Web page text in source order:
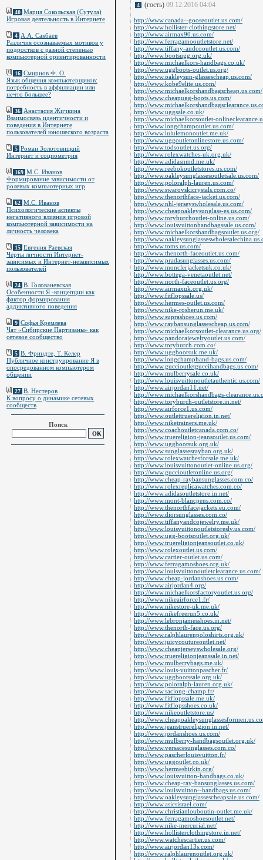
4 (гость) 09.12.2016 04:04
http://www.canada--gooseoutlet.us.com/
http://www.hollister-clothingstore.net/
http://www.airmax90.us.com/
http://www.ferragamooutletstore.net/
http://www.tiffany-andcooutlet.us.com/
http://www.bootsugg.org.uk/
http://www.michaelkors-handbags.co.uk/
http://www.uggboots-outlet.us.org/
http://www.oakleysun-glassescheap.us.com/
http://www.kobe9elite.us.com/
http://www.michaelkorshandbagscheap.us.com/
http://www.cheapugg-boots.us.com/
http://
http://www.uggsale.co.uk/
http://www.michaelkorsoutlet-
http://www.longchampoutlet.us.com/
http://www.lululemonoutlet.me.uk/
http://www.uggoutletonlinestore.us.com/
http://www.todsoutlet.us.org/
http://www.rolexwatches-uk.org.uk/
http://www.adidasnmd.me.uk/
http://www.reebokoutletstores.us.com/
http://www.oakleysunglassesoutletsale.us.com/
http://www.poloralph-lauren.us.com/
http://www.swarovskicrystals.com.co/
http://www.thenorthface-jacket.us.com/
http://www.nhl-jerseyswholesale.us.com/
http://www.cheapoakleysunglass-es.us.com/
http://www.toryburchoutlet-online.us.com/
http://www.louisvuittonhandbagssale.us.com/
http://www.michaelkorshandbagsoutlet.us.org/
http://
http://www.toms.us.com/
http://www.thenorth-faceoutlet.us.com/
http://www.pradasunglasses.us.com/
http://www.monclerjacketsuk.co.uk/
http://www.bottega-venetaoutlet.net/
http://www.north-faceoutlet.us.org/
http://www.airmaxuk.org.uk/
http://www.fitflopssale.us/
http://www.hermes-outlet.us.com/
http://www.nike-rosherun.me.uk/
http://www.suprashoes.us.com/
http://www.raybansunglassescheap.us.com/
http://www.michaelkorsoutlet-clearance.us.org/
http://www.pandorajewelryoutlet.us.com/
http://www.toryburch.com.co/
http://www.uggbootsuk.me.uk/
http://www.longchamphand-bags.us.com/
http://www.guccioutletguccihandbags.us.com/
http://www.mulberrysale.co.uk/
http://www.louisvuittonoutletauthentic.us.com/
http://www.airjordan11.net/
http://www.michaelkorshandbags-
http://www.toryburch-outletstore.in.net/
http://www.airforce1.us.com/
http://www.outlettruereligion.in.net/
http://www.niketrainers.me.uk/
http://www.coachoutletcanada.com.co/
http://www.truereligion-jeansoutlet.us.com/
http://www.uggbootsuk.org.uk/
http://www.sunglassesrayban.org.uk/
http://www.rolexwatchesforsale.me.uk/
http://www.louisvuittonoutlet-online.us.org/
http://www.guccioutletonline.us.org/
http://www.cheap-raybansunglasses.com.co/
http://www.rolexreplicawatches.com.co/
http://www.adidasoutletstore.in.net/
http://www.mont-blancpens.com.co/
http://www.thenorthfacejackets.eu.com/
http://www.diorsunglasses.com.co/
http://www.tiffanyandcojewelry.me.uk/
http://www.louisvuittonoutletstoreslv.us.com/
http://www.ugg-bootsoutlet.org.uk/
http://www.truereligionjeansoutlet.co.uk/
http://www.rolexoutlet.us.com/
http://www.cartier-outlet.us.com/
http://www.ferragamoshoes.org.uk/
http://www.louisvuittonoutletclearance.us.com/
http://www.cheap-jordanshoes.us.com/
http://www.airjordan4.org/
http://www.michaelkorsfactoryoutlet.us.org/
http://www.nikeairforce1.fr/
http://www.nikestore-uk.me.uk/
http://www.nikefreerun5.co.uk/
http://www.lebronjamesshoes.in.net/
http://www.thenorth-face.us.org/
http://www.ralphlaurenpoloshirts.org.uk/
http://www.juicycoutureoutlet.net/
http://www.cheapjerseyswholesale.org/
http://www.truereligionjeanssale.in.net/
http://www.mulberrybags.me.uk/
http://www.louis-vuittonpascher.fr/
http://www.uggbootssale.org.uk/
http://www.poloralph-lauren.org.uk/
http://www.saclong-champ.fr/
http://www.fitflopssale.me.uk/
http://www.fitflopsshoes.co.uk/
http://www.nikeoutletstore.us/
http://
http://www.jeanstruereligion.in.net/
http://www.jordanshoes.us.com/
http://www.mulberry-handbagsoutlet.org.uk/
http://www.versacesunglasses.com.co/
http://www.pascherlouisvuitton.fr/
http://www.uggoutlet.co.uk/
http://www.hermesbirkin.org/
http://www.louisvuitton-handbags.co.uk/
http://www.cheap-ray-bansunglasses.us.com/
http://www.louisvuitton--handbags.us.com/
http://www.oakleysunglassescheapsale.us.com/
http://www.asicsisrael.com/
http://www.christianlouboutin-outlet.me.uk/
http://www.ferragamoshoesoutlet.net/
http://www.nike-mercurial.net/
http://www.hollisterclothingstore.in.net/
http://www.watchescartier.us.com/
http://www.airjordan13s.com/
http://www.ralphlaurenoutlet.org.uk/
40 Мария Сокольская (Сутула)
Игровая деятельность в Интернете
4 А.А. Сакбаев
Различия осознаваемых мотивов у
подростков с разной степенью
компьютерной ориентированности
16 Смирнов Ф. О.
Язык общения компьютерщиков:
потребность в аффилиации или
нечто большее?
36 Анастасия Жичкина
Взаимосвязь идентичности и
поведения в Интернете
пользователей юношеского возраста
5 Роман Золотовицкий
Интернет и социометрия
169 М.С. Иванов
Формирование зависимости от
ролевых компьютерных игр
62 М.С. Иванов
Психологические аспекты
негативного влияния игровой
компьютерной зависимости на
личность человека
15 Евгения Раевская
Черты личности Интернет-
зависимых и Интернет-независимых
пользователей
24 В. Голованевская
Особенности Я -концепции как
фактор формирования
аддиктивного поведения
9 Софья Кремлева
Чат «Сибирские Партизаны» как
сетевое сообщество
5 В. Фриндте, Т. Келер
Публичное конструирование Я в
опосредованном компьютером
общении
27 В. Нестеров
К вопросу о динамике сетевых
сообществ
Поиск